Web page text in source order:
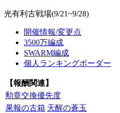
光有利古戦場(9/21~9/28)
開催情報/変更点
3500万編成
SWARM編成
個人ランキングボーダー
【報酬関連】
勲章交換優先度
果報の古箱 天醒の蒼玉